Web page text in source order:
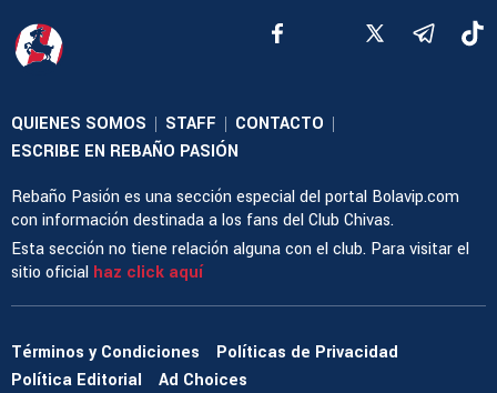
QUIENES SOMOS | STAFF | CONTACTO |
ESCRIBE EN REBAÑO PASIÓN
Rebaño Pasión es una sección especial del portal Bolavip.com
con información destinada a los fans del Club Chivas.
Esta sección no tiene relación alguna con el club. Para visitar el
sitio oficial haz click aquí
Términos y Condiciones
Políticas de Privacidad
Política Editorial
Ad Choices